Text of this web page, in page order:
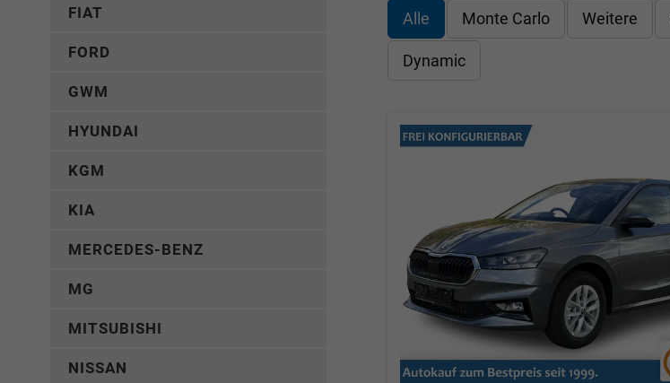
Alle Monte Carlo Weitere
Dynamic
FIAT
FORD
GWM
HYUNDAI
KGM
KIA
MERCEDES-BENZ
MG
MITSUBISHI
NISSAN